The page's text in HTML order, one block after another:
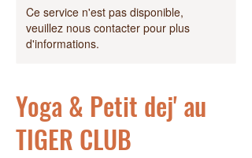
Ce service n'est pas disponible,
veuillez nous contacter pour plus
d'informations.
Yoga & Petit dej' au
TIGER CLUB